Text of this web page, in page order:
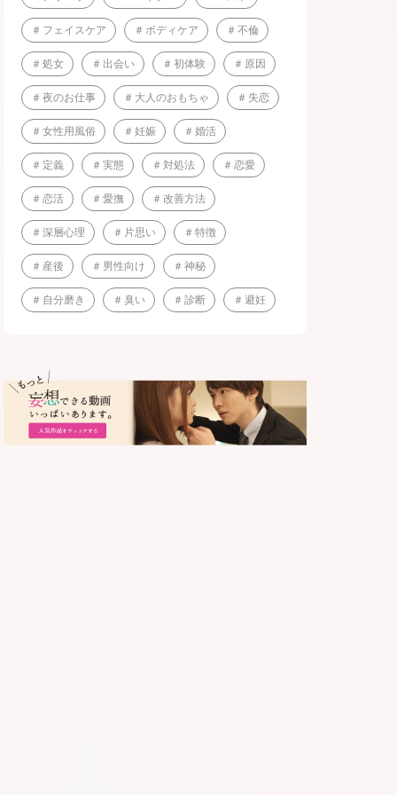
フェイスケア ボディケア 不倫
処女 出会い 初体験 原因
夜のお仕事 大人のおもちゃ 失恋
女性用風俗 妊娠 婚活
定義 実態 対処法 恋愛
恋活 愛撫 改善方法
深層心理 片思い 特徴
産後 男性向け 神秘
自分磨き 臭い 診断 避妊